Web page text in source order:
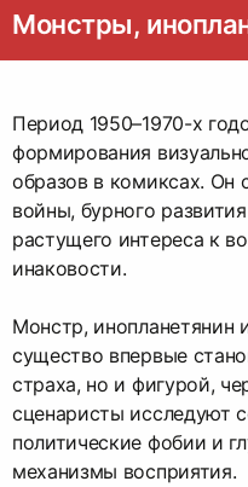
Монстры,
Период 1950–1970-х
формирования
образов в комиксах. Он
войны, бурного
растущего интереса к
инаковости.
Монстр, инопланетянин
существо впервые
страха, но и фигурой,
сценаристы исследуют
политические фобии и
механизмы восприятия.